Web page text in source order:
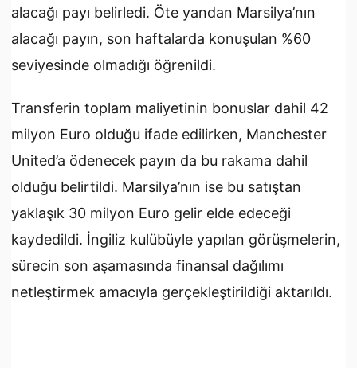
alacağı payı belirledi. Öte yandan Marsilya’nın
alacağı payın, son haftalarda konuşulan %60
seviyesinde olmadığı öğrenildi.
Transferin toplam maliyetinin bonuslar dahil 42
milyon Euro olduğu ifade edilirken, Manchester
United’a ödenecek payın da bu rakama dahil
olduğu belirtildi. Marsilya’nın ise bu satıştan
yaklaşık 30 milyon Euro gelir elde edeceği
kaydedildi. İngiliz kulübüyle yapılan görüşmelerin,
sürecin son aşamasında finansal dağılımı
netleştirmek amacıyla gerçekleştirildiği aktarıldı.